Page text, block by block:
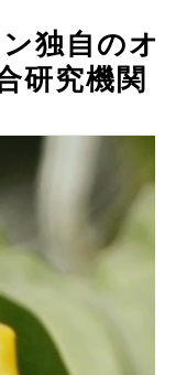
独自のオ
研究機関